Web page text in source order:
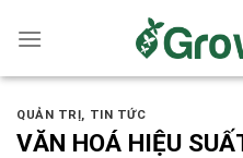
QUẢN TRỊ, TIN TỨC
VĂN HOÁ HIỆU